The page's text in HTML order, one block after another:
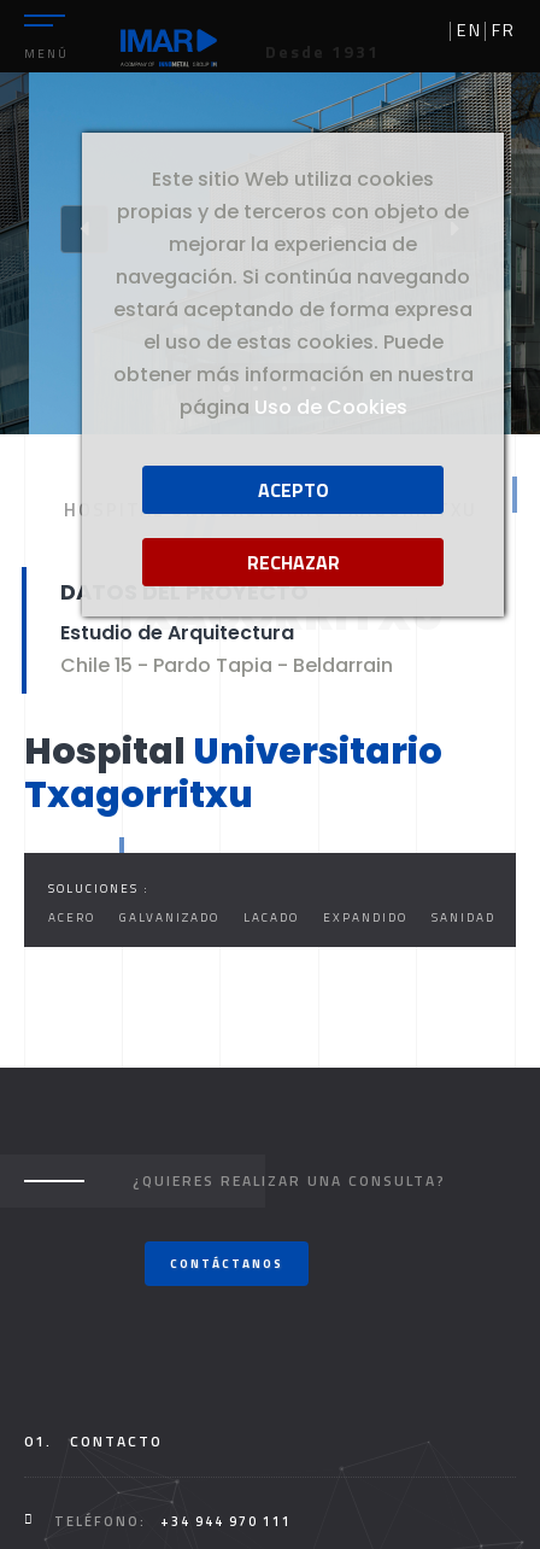
MENÚ Desde 1931
EN FR
Este sitio Web utiliza cookies
propias y de terceros con objeto de
mejorar la experiencia de
navegación. Si continúa navegando
estará aceptando de forma expresa
el uso de estas cookies. Puede
obtener más información en nuestra
página Uso de Cookies
ACEPTO
RECHAZAR
HOSPITAL UNIVERSITARIO TXAGORRITXU
//HOSPITAL
UNIVERSITARIO
TXAGORRITXU
DATOS DEL PROYECTO
Estudio de Arquitectura
Chile 15 - Pardo Tapia - Beldarrain
Hospital Universitario
Txagorritxu
SOLUCIONES :
ACERO
GALVANIZADO LACADO EXPANDIDO SANIDAD
¿QUIERES REALIZAR UNA CONSULTA?
CONTÁCTANOS
01. CONTACTO
TELÉFONO:
+34 944 970 111